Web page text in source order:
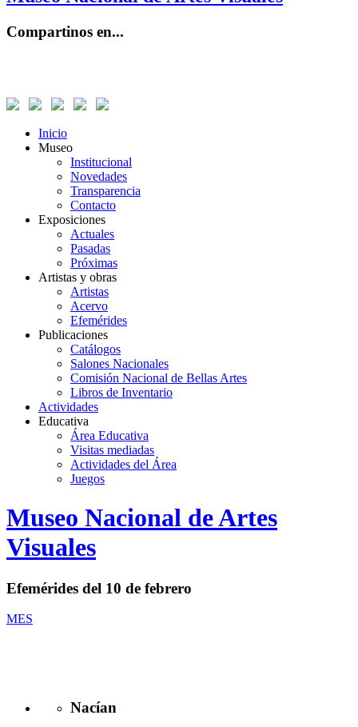
Compartinos en...
Inicio
Museo
Institucional
Novedades
Transparencia
Contacto
Exposiciones
Actuales
Pasadas
Próximas
Artistas y obras
Artistas
Acervo
Efemérides
Publicaciones
Catálogos
Salones Nacionales
Comisión Nacional de Bellas Artes
Libros de Inventario
Actividades
Educativa
Área Educativa
Visitas mediadas
Actividades del Área
Juegos
Logo
MNAV
Museo Nacional de Artes
Visuales
Efemérides del 10 de febrero
MES
Nacían